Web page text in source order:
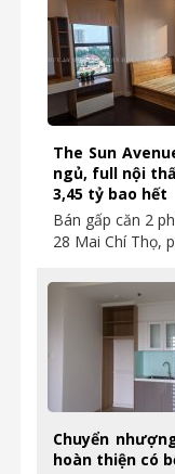
The Sun
ngủ, full nội
3,45 tỷ bao hết
Bán gấp căn 2
28 Mai Chí Thọ,
Chuyển
hoàn thiện có